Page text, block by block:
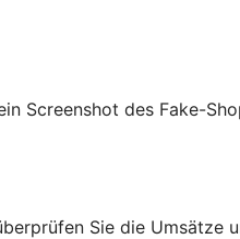
Screenshot des Fake-
Sie die Umsätze